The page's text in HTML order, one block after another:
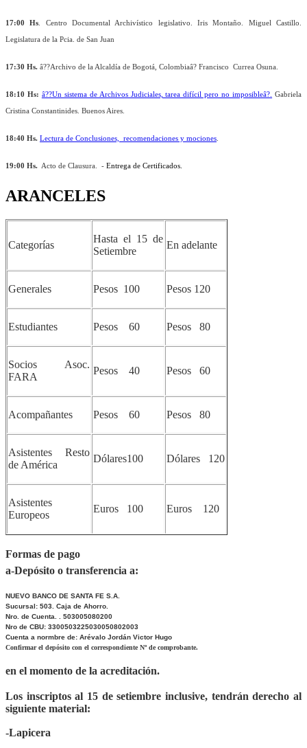
17:00 Hs . Centro Documental Archivístico legislativo. Iris Montaño. Miguel Castillo.
Legislatura de la Pcia. de San Juan
17:30 Hs. â??Archivo de la Alcaldía de Bogotá, Colombiaâ? Francisco Currea Osuna.
18:10 Hs: â??Un sistema de Archivos Judiciales, tarea difícil pero no imposibleâ?. Gabriela
Cristina Constantinides. Buenos Aires.
18:40 Hs. Lectura de Conclusiones, recomendaciones y mociones
19:00 Hs. Acto de Clausura. - Entrega de Certificados.
ARANCELES
Categorías
Hasta el 15 de
Setiembre
En adelante
Generales Pesos 100 Pesos 120
Estudiantes Pesos 60 Pesos 80
Socios Asoc.
FARA
Pesos 40 Pesos 60
Acompañantes Pesos 60 Pesos 80
Asistentes Resto
de América
Dólares100 Dólares 120
Asistentes
Europeos
Euros 100 Euros 120
Formas de pago
a-Depósito o transferencia a:
NUEVO BANCO DE SANTA FE S.A.
Sucursal: 503. Caja de Ahorro.
Nro. de Cuenta. . 503005080200
Nro de CBU: 3300503225030050802003
Cuenta a normbre de: Arévalo Jordán Victor Hugo
Confirmar el depósito con el correspondiente Nº de comprobante.
en el momento de la acreditación.
Los inscriptos al 15 de setiembre inclusive, tendrán derecho al
siguiente material:
-Lapicera